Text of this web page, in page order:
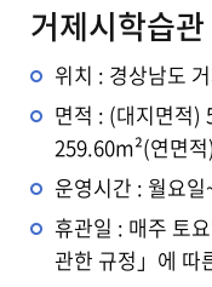
거제시학습관
위치 : 경상남도
면적 : (대지면적)
259.60m²(연면
운영시간 : 월요
휴관일 : 매주 토
관한 규정」에 따